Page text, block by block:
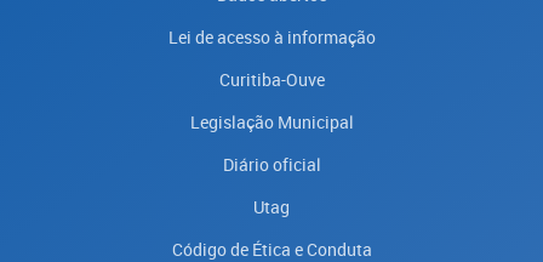
Lei de acesso à informação
Curitiba-Ouve
Legislação Municipal
Diário oficial
Utag
Código de Ética e Conduta